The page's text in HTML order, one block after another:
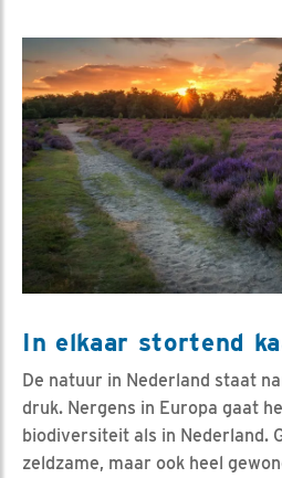
In elkaar stortend
De natuur in Nederland staat
druk. Nergens in Europa gaat
biodiversiteit als in Nederland.
zeldzame, maar ook heel